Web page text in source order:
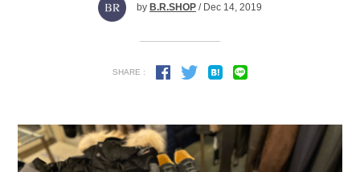
by B.R.SHOP / Dec 14, 2019
SHARE :